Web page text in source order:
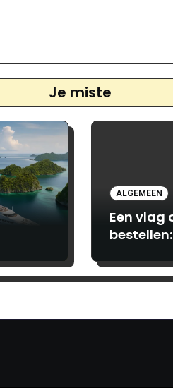
Je miste
ALGEMEEN
Een vlag
Print.com